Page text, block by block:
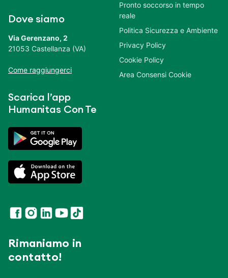
Dove siamo
Via Gerenzano, 2
21053 Castellanza (VA)
Come raggiungerci
Scarica l’app
Humanitas Con Te
Rimaniamo in
contatto!
Pronto soccorso in tempo
reale
Politica Sicurezza e Ambiente
Privacy Policy
Cookie Policy
Area Consensi Cookie